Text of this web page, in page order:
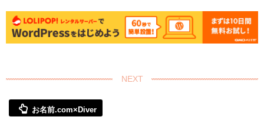
お名前.com×Diver